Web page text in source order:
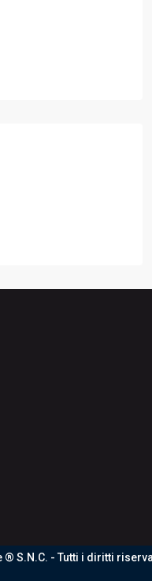
S.N.C. - Tutti i diritti